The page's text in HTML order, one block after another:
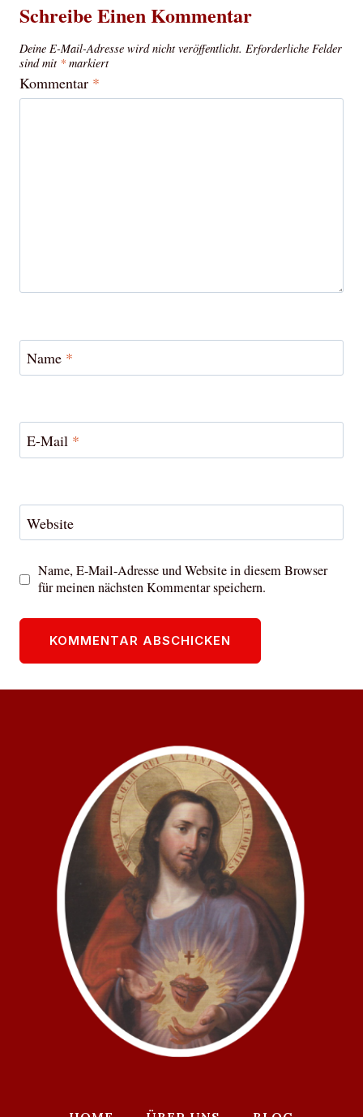
Schreibe Einen Kommentar
Deine E-Mail-Adresse wird nicht veröffentlicht. Erforderliche Felder
sind mit * markiert
Kommentar *
Name *
E-Mail *
Website
Name, E-Mail-Adresse und Website in diesem Browser
für meinen nächsten Kommentar speichern.